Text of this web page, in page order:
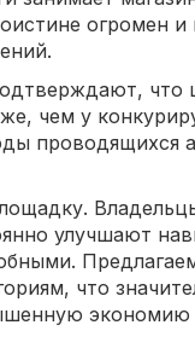
огромен и
что
чем у
проводящихся
улучшают
что
экономию